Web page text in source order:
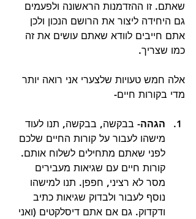
שאתם. זו ההזדמנות הראשונה ולפעמים
גם היחידה ליצור את הרושם הנכון ולכן
אתם חייבים לוודא שאתם עושים את זה
כמו שצריך.
אלה חמש טעויות שלצערי אני רואה יותר
מדי בקורות חיים-
הגהה- בבקשה, בבקשה, תנו לעוד
מישהו לעבור על קורות החיים שלכם
לפני שאתם מתחילים לשלוח אותם.
קורות חיים עם שגיאות מעבירים
מסר לא רציני, חפפן. תנו למישהו
נוסף לעבור ולבדוק שגיאות כתיב
ודקדוק. גם אם אתם דיסלקטים (ואני